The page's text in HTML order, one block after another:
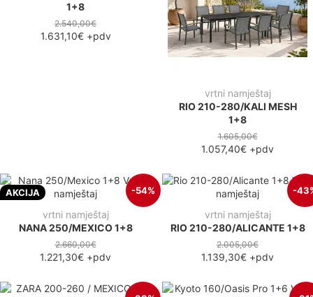
1+8
2.540,00€
1.631,10€+pdv
vrtni namještaj
RIO 210-280/KALI MESH
1+8
1.605,00€
1.057,40€ +pdv
AKCIJA -54%
vrtni namještaj
NANA 250/MEXICO 1+8
2.660,00€
1.221,30€ +pdv
-
vrtni namještaj
RIO 210-280/ALICANTE 1+8
2.005,00€
1.139,30€ +pdv